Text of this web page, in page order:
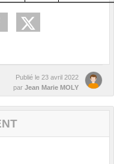
Publié le 23 avril 2022
par Jean Marie MOLY